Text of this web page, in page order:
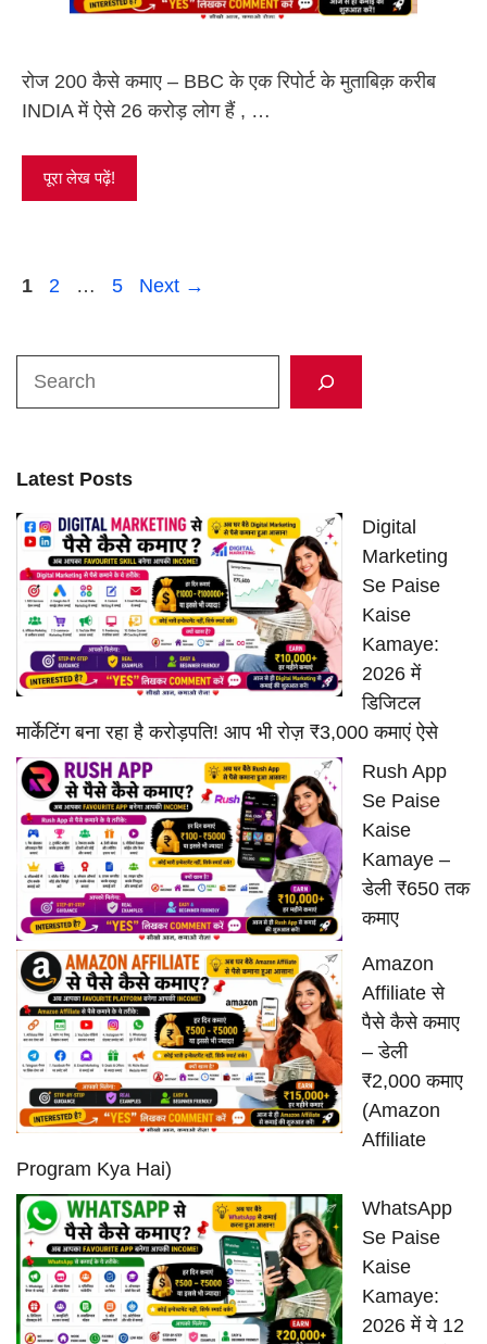
रोज 200 कैसे कमाए – BBC के एक रिपोर्ट के मुताबिक़ करीब
INDIA में ऐसे 26 करोड़ लोग हैं , …
पूरा लेख पढ़ें!
Page
1 Page
2 … Page
5 Next →
Latest Posts
Digital
Marketing
Se Paise
Kaise
Kamaye:
2026 में
डिजिटल
मार्केटिंग बना रहा है करोड़पति! आप भी रोज़ ₹3,000 कमाएं ऐसे
Rush App
Se Paise
Kaise
Kamaye –
डेली ₹650 तक
कमाए
Amazon
Affiliate से
पैसे कैसे कमाए
– डेली
₹2,000 कमाए
(Amazon
Affiliate
Program Kya Hai)
WhatsApp
Se Paise
Kaise
Kamaye:
2026 में ये 12